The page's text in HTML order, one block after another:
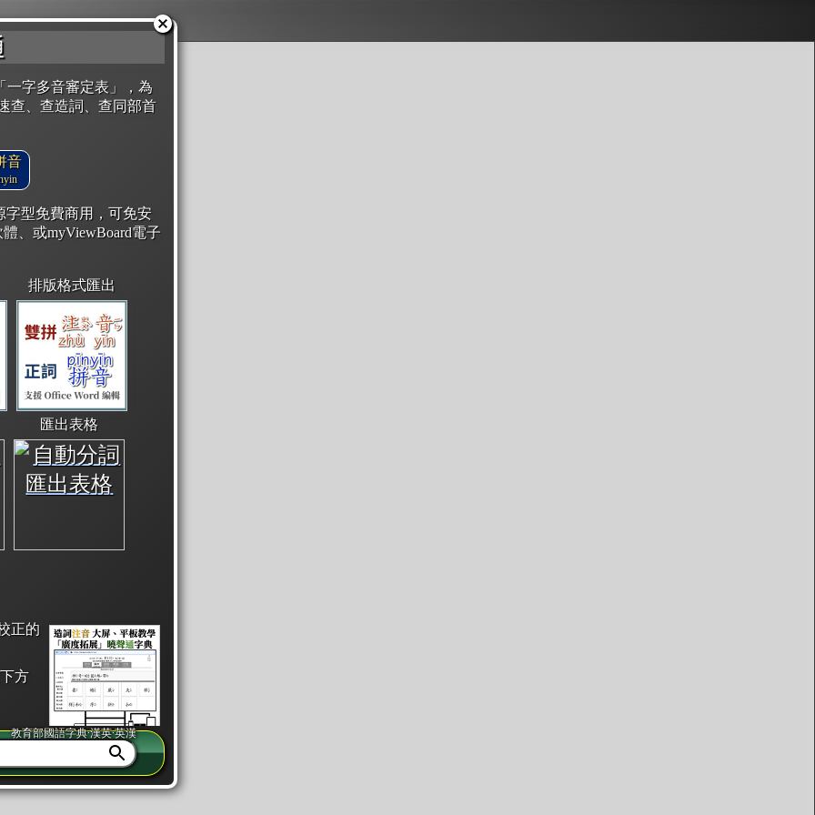
一字多音審定表」，為
查、查造詞、查同部首
音
字型免費商用，可免安
、或myViewBoard電子
排版格式匯出
匯出表格
正的
方
注音」或「同筆畫」。
詢」此字詞的解釋，不
教育部國語字典·漢英·英漢